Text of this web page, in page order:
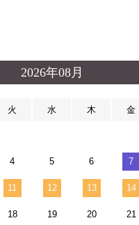
2026年08月
火 水 木 金
4 5 6 7
11 12 13 14
18 19 20 21